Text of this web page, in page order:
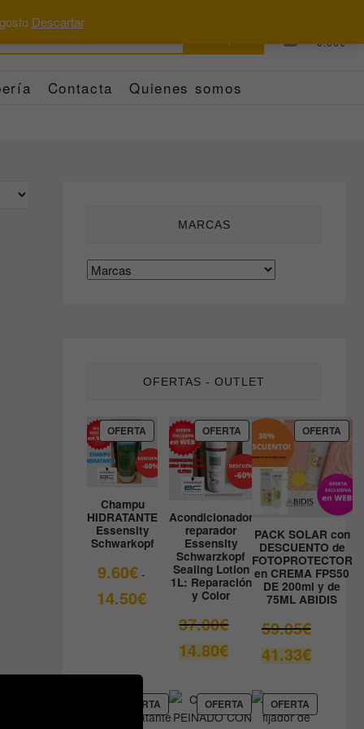
Descartar
0.00€
Contacta Quienes somos
MARCAS
OFERTAS - OUTLET
OFERTAPRODUCTO
EN
OFERTA
Champu
HIDRATANTE
Essensity
Schwarkopf
9.60€ -
14.50€Rango
precios:
14.50€
OFERTA PRODUCTO
EN
OFERTA
Acondicionador
reparador
Essensity
Schwarzkopf
Sealing Lotion
1L: Reparación
y Color
37.00€El
original
37.00€.
14.80€El
precio
es:
14.80€.
OFERTA
EN
PACK SOLAR con
DESCUENTO de
FOTOPROTECTOR
en CREMA FPS50
DE 200ml y de
75ML ABIDIS
59.05€El
original
59.05€.
41.33€El
precio
OFERTAPRODUCTO
EN
OFERTA PRODUCTO
EN
OFERTAPRODUCTO
EN